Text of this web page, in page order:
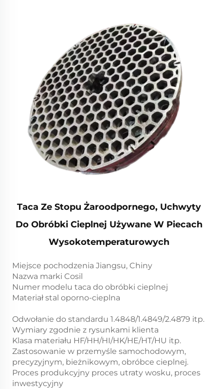
Taca Ze Stopu Żaroodpornego, Uchwyty
Do Obróbki Cieplnej Używane W Piecach
Wysokotemperaturowych
Miejsce pochodzenia Jiangsu, Chiny
Nazwa marki Cosil
Numer modelu taca do obróbki cieplnej
Materiał stal oporno-cieplna
Odwołanie do standardu 1.4848/1.4849/2.4879 itp.
Wymiary zgodnie z rysunkami klienta
Klasa materiału HF/HH/HI/HK/HE/HT/HU itp.
Zastosowanie w przemyśle samochodowym,
precyzyjnym, bieżnikowym, obróbce cieplnej.
Proces produkcyjny proces utraty wosku, proces
inwestycyjny